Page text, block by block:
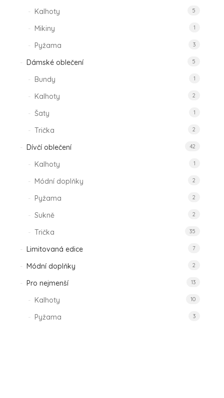
Kalhoty 5
Mikiny 1
Pyžama 3
Dámské oblečení 5
Bundy 1
Kalhoty 2
Šaty 1
Trička 2
Dívčí oblečení 42
Kalhoty 1
Módní doplňky 2
Pyžama 2
Sukně 2
Trička 35
Limitovaná edice 7
Módní doplňky 2
Pro nejmenší 13
Kalhoty 10
Pyžama 3